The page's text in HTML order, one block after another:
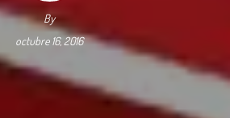
By
octubre 16, 2016